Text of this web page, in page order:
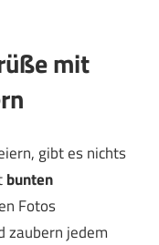
mit
gibt es nichts
bunten
Fotos
zaubern jedem